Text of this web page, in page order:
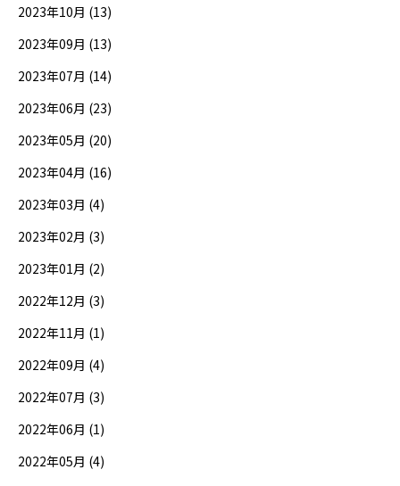
2023年10月 (13)
2023年09月 (13)
2023年07月 (14)
2023年06月 (23)
2023年05月 (20)
2023年04月 (16)
2023年03月 (4)
2023年02月 (3)
2023年01月 (2)
2022年12月 (3)
2022年11月 (1)
2022年09月 (4)
2022年07月 (3)
2022年06月 (1)
2022年05月 (4)